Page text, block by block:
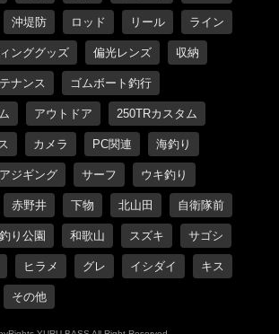
沖堤防 ロッド リール ライン
ンググッズ 偏光レンズ 収納
ナンス ゴムボート釣行
アウトドア 250TRカスタム
カメラ PC関連 海釣り
ジギング サーフ ウキ釣り
赤野井 下物 北山田 自衛隊前
り公園 和歌山 スズキ サゴシ
ヒラメ グレ イシダイ キス
その他